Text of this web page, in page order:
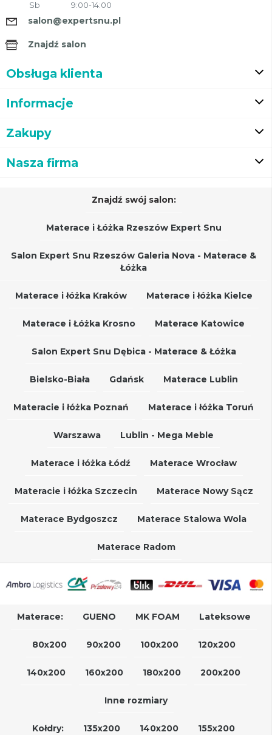
Sb
9:00-14:00
salon@expertsnu.pl
Znajdź salon
Obsługa klienta
Informacje
Zakupy
Nasza firma
Znajdź swój salon:
Materace i Łóżka Rzeszów Expert Snu
Salon Expert Snu Rzeszów Galeria Nova - Materace &
Łóżka
Materace i łóżka Kraków Materace i łóżka Kielce
Materace i Łóżka Krosno Materace Katowice
Salon Expert Snu Dębica - Materace & Łóżka
Bielsko-Biała Gdańsk Materace Lublin
Materacie i łóżka Poznań Materace i łóżka Toruń
Warszawa Lublin - Mega Meble
Materace i łóżka Łódź Materace Wrocław
Materacie i łóżka Szczecin Materace Nowy Sącz
Materace Bydgoszcz Materace Stalowa Wola
Materace Radom
Materace: GUENO MK FOAM Lateksowe
80x200 90x200 100x200 120x200
140x200 160x200 180x200 200x200
Inne rozmiary
Kołdry: 135x200 140x200 155x200